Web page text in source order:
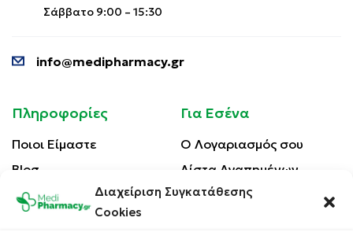
Διαχείριση Συγκατάθεσης
Cookies
Σάββατο 9:00 – 15:30
info@medipharmacy.gr
Πληροφορίες
Ποιοι Είμαστε
Blog
Επικοινωνία
Για Εσένα
Ο Λογαριασμός σου
Λίστα Αγαπημένων
Οι Παραγγελίες σου